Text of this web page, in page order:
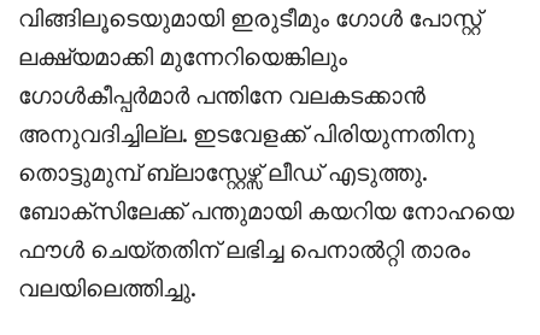
വിങ്ങിലൂടെയുമായി ഇരുടീമും ഗോൾ പോസ്റ്റ്
ലക്ഷ്യമാക്കി മുന്നേറിയെങ്കിലും
ഗോൾകീപ്പർമാർ പന്തിനേ വലകടക്കാൻ
അനുവദിച്ചില്ല. ഇടവേളക്ക് പിരിയുന്നതിനു
തൊട്ടുമുമ്പ് ബ്ലാസ്റ്റേഴ്സ് ലീഡ് എടുത്തു.
ബോക്സിലേക്ക് പന്തുമായി കയറിയ നോഹയെ
ഫൗൾ ചെയ്തതിന് ലഭിച്ച പെനാൽറ്റി താരം
വലയിലെത്തിച്ചു.